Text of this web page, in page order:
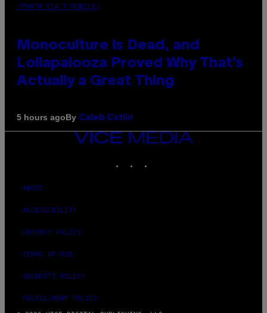
(PHOTO VIA T-MOBILE)
Monoculture is Dead, and
Lollapalooza Proved Why That’s
Actually a Great Thing
5 hours agoBy Caleb Catlin
VICE
MEDIA
ABOUT
ACCESSIBILITY
PRIVACY POLICY
TERMS OF USE
SECURITY POLICY
FULFILLMENT POLICY